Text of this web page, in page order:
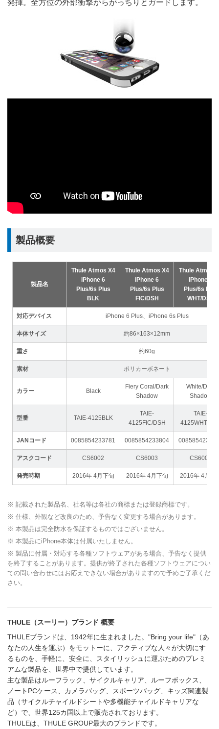
発揮。全方位の外部衝撃からがっちりとガードします。
製品概要
製品名
Thule Atmos X4
iPhone 6
Plus/6s Plus
BLK
Thule Atmos X4
iPhone 6
Plus/6s Plus
FIC/DSH
Thule Atmos
iPhone 6
Plus/6s Plus
WHT/DSH
対応デバイス iPhone 6 Plus、iPhone 6s Plus
本体サイズ 約86×163×12mm
重さ 約60g
素材 ポリカーボネート
カラー Black
Fiery Coral/Dark
Shadow
White/Dark
Shadow
型番 TAIE-4125BLK
TAIE-
4125FIC/DSH
TAIE-
4125WHT/
JANコード 0085854233781 0085854233804
アスクコード CS6002 CS6003 CS6004
発売時期 2016年 4月下旬 2016年 4月下旬 2016年 4月下
※ 記載された製品名、社名等は各社の商標または登録商標です。
※ 仕様、外観など改良のため、予告なく変更する場合があります。
※ 本製品は完全防水を保証するものではございません。
※ 本製品にiPhone本体は付属いたしません。
※ 製品に付属・対応する各種ソフトウェアがある場合、予告なく提供
を終了することがあります。提供が終了された各種ソフトウェアについ
ての問い合わせにはお応えできない場合がありますので予めご了承くだ
さい。
THULE（スーリー）ブランド 概要
THULEブランドは、1942年に生まれました。"Bring your life"（あ
なたの人生を運ぶ）をモットーに、アクティブな人々が大切にす
るものを、手軽に、安全に、スタイリッシュに運ぶためのプレミ
アムな製品を、世界中で提供しています。
主な製品はルーフラック、サイクルキャリア、ルーフボックス、
ノートPCケース、カメラバッグ、スポーツバッグ、キッズ関連製
品（サイクルチャイルドシートや多機能チャイルドキャリアな
ど）で、世界125カ国以上で販売されております。
THULEは、THULE GROUP最大のブランドです。